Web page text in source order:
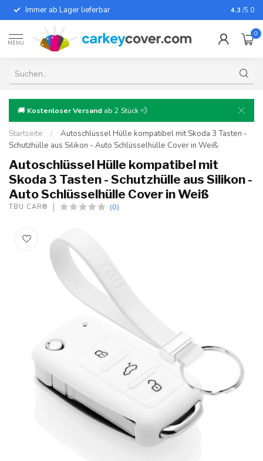
Immer ab Lager lieferbar Für fast
4.3 /5.0
MENU
0
🚚 Kostenloser Versand ab 2 Stück 💨
Startseite /
Autoschlüssel Hülle kompatibel mit Skoda 3 Tasten -
Schutzhülle aus Silikon - Auto Schlüsselhülle Cover in Weiß
Autoschlüssel Hülle kompatibel mit
Skoda 3 Tasten - Schutzhülle aus Silikon -
Auto Schlüsselhülle Cover in Weiß
TBU CAR® (0)